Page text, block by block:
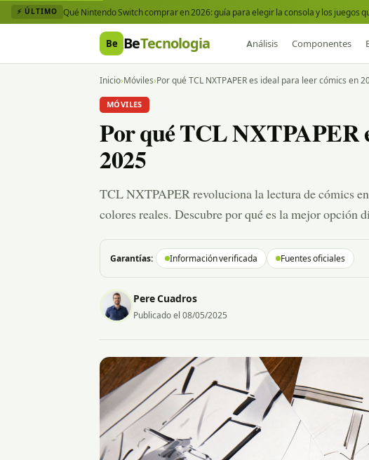
⚡ ÚLTIMO Qué Nintendo Switch comprar en 2026: guía para elegir la consola y los juegos
Be BeTecnologia Análisis Componentes
Inicio›Móviles›Por qué TCL NXTPAPER es ideal para leer cómics en
MÓVILES
Por qué TCL NXTPAPER
2025
TCL NXTPAPER revoluciona la lectura de cómics
colores reales. Descubre por qué es la mejor opción
Garantías: Información verificada Fuentes oficiales
Pere Cuadros
Publicado el 08/05/2025